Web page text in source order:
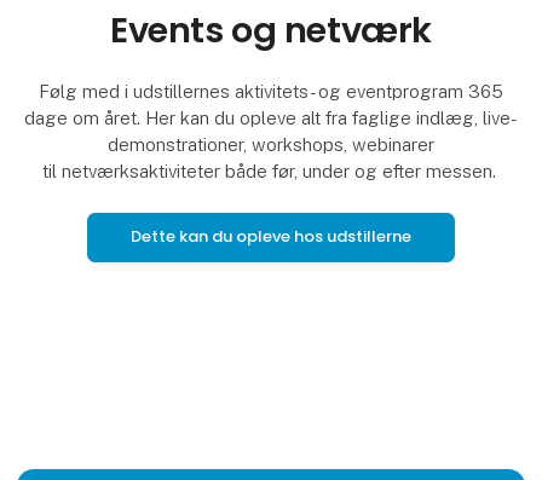
Events og netværk
Følg med i udstillernes aktivitets- og eventprogram 365
dage om året. Her kan du opleve alt fra faglige indlæg, live-
demonstrationer, workshops, webinarer
til netværksaktiviteter både før, under og efter messen.
Dette kan du opleve hos udstillerne